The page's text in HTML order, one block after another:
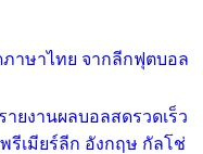
ภาษาไทย จากลีกฟุตบอล
ายงานผลบอลสดรวดเร็ว
รีเมียร์ลีก อังกฤษ กัลโช่